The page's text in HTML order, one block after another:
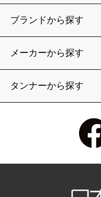
ブランドから探す
メーカーから探す
タンナーから探す